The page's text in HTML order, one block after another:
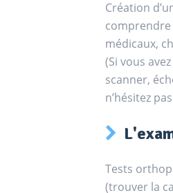
Création
médicaux,
(Si vous
scanner,
n’hésitez
Tests
(trouver la